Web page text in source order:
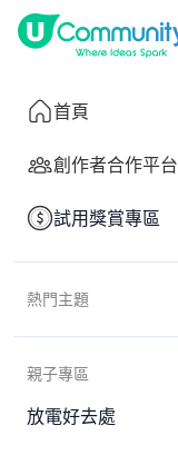
首頁
創作者合作平台
試用獎賞專區
熱門主題
親子專區
放電好去處